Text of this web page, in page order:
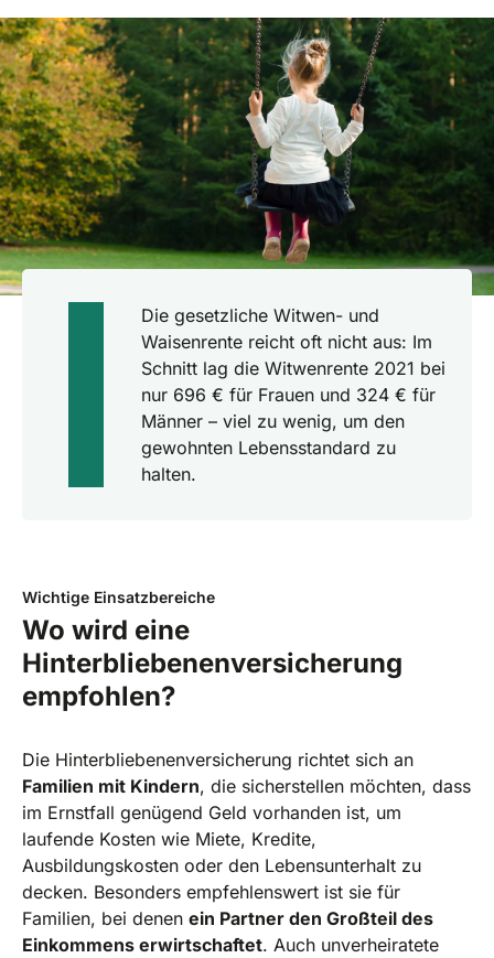
Die gesetzliche Witwen- und
Waisenrente reicht oft nicht aus: Im
Schnitt lag die Witwenrente 2021 bei
nur 696 € für Frauen und 324 € für
Männer – viel zu wenig, um den
gewohnten Lebensstandard zu
halten.
Wichtige Einsatzbereiche
Wo wird eine
Hinterbliebenenversicherung
empfohlen?
Die Hinterbliebenenversicherung richtet sich an
Familien mit Kindern, die sicherstellen möchten, dass
im Ernstfall genügend Geld vorhanden ist, um
laufende Kosten wie Miete, Kredite,
Ausbildungskosten oder den Lebensunterhalt zu
decken. Besonders empfehlenswert ist sie für
Familien, bei denen ein Partner den Großteil des
Einkommens erwirtschaftet. Auch unverheiratete